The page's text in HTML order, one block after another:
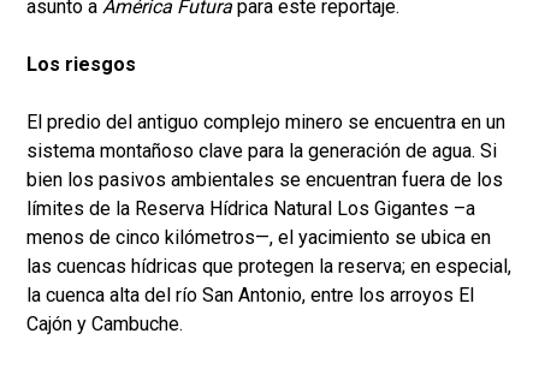
asunto a América Futura para este reportaje.
Los riesgos
El predio del antiguo complejo minero se encuentra en un
sistema montañoso clave para la generación de agua. Si
bien los pasivos ambientales se encuentran fuera de los
límites de la Reserva Hídrica Natural Los Gigantes –a
menos de cinco kilómetros—, el yacimiento se ubica en
las cuencas hídricas que protegen la reserva; en especial,
la cuenca alta del río San Antonio, entre los arroyos El
Cajón y Cambuche.